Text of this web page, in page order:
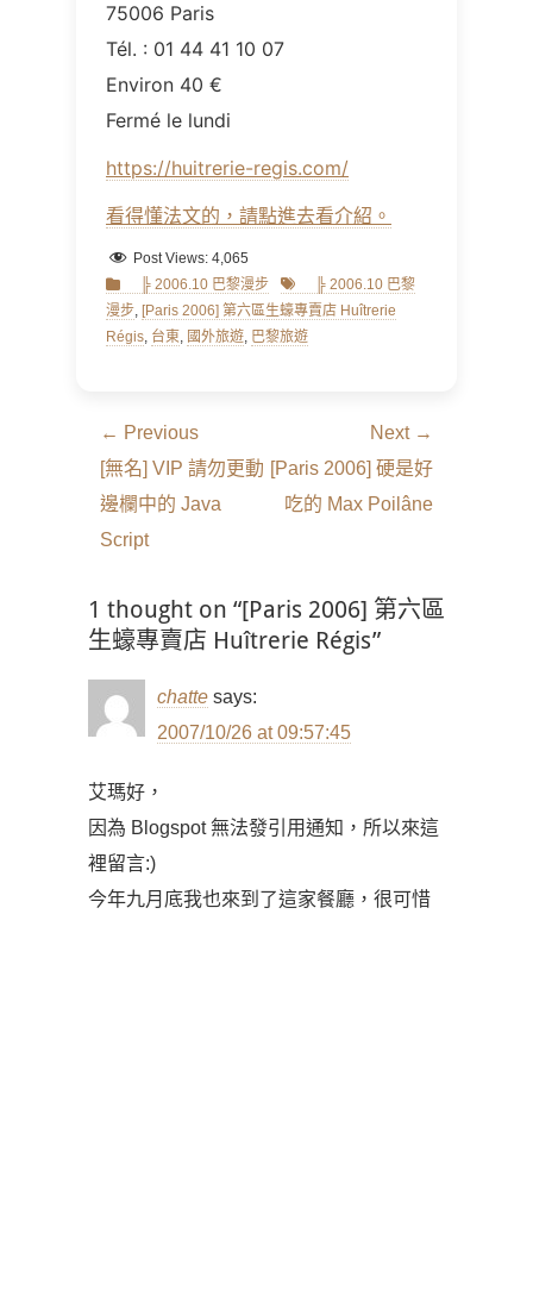
75006 Paris
Tél. : 01 44 41 10 07
Environ 40 €
Fermé le lundi
https://huitrerie-regis.com/
看得懂法文的，請點進去看介紹。
Post Views: 4,065
Categories
╠ 2006.10 巴黎漫步 Tags ╠ 2006.10 巴黎
漫步, [Paris 2006] 第六區生蠔專賣店 Huîtrerie
Régis, 台東, 國外旅遊, 巴黎旅遊
文
章
導
覽
← Previous
Previous
post:
[無名] VIP 請勿更動
邊欄中的 Java
Script
Next →
Next
post:
[Paris 2006] 硬是好
吃的 Max Poilâne
1 thought on “[Paris 2006] 第六區
生蠔專賣店 Huîtrerie Régis”
chatte says:
2007/10/26 at 09:57:45
艾瑪好，
因為 Blogspot 無法發引用通知，所以來這
裡留言:)
今年九月底我也來到了這家餐廳，很可惜